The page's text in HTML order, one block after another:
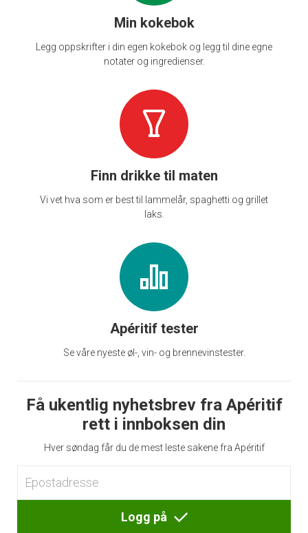
Min kokebok
Legg oppskrifter i din egen kokebok og legg til dine egne
notater og ingredienser.
Finn drikke til maten
Vi vet hva som er best til lammelår, spaghetti og grillet
laks.
Apéritif tester
Se våre nyeste øl-, vin- og brennevinstester.
Få ukentlig nyhetsbrev fra Apéritif
rett i innboksen din
Hver søndag får du de mest leste sakene fra Apéritif
Logg på